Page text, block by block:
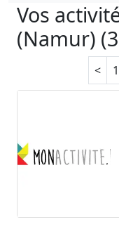
Vos
(Namur)
< 1